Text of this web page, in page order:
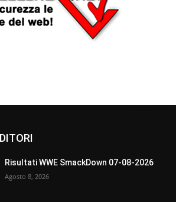
Risultati WWE SmackDown 07-08-2026
Agosto 8, 2026